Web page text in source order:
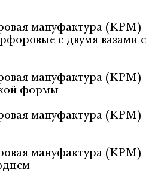
мануфактура (KPM)
с двумя вазами с
мануфактура (KPM)
формы
мануфактура (KPM)
мануфактура (KPM)